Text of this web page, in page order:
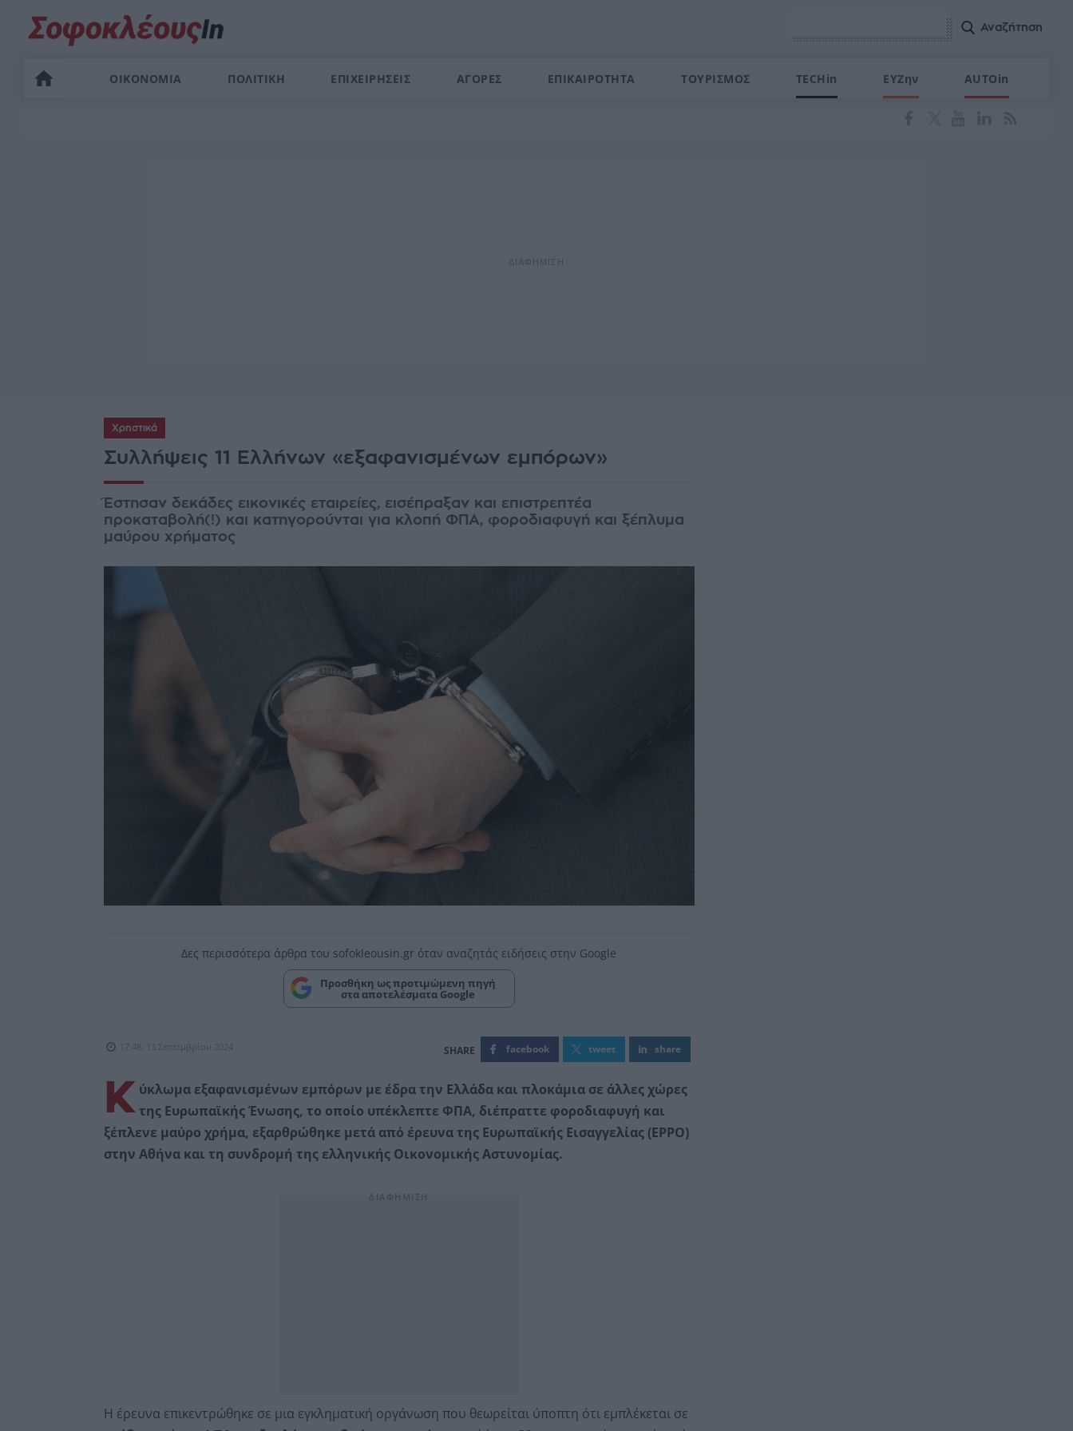
ΟΙΚΟΝΟΜΙΑ ΠΟΛΙΤΙΚΗ ΕΠΙΧΕΙΡΗΣΕΙΣ ΑΓΟΡΕΣ ΕΠΙΚΑΙΡΟΤΗΤΑ ΤΟΥΡΙΣΜΟΣ TECHin ΕΥΖην AUTOin
Χρηστικά
Συλλήψεις 11 Ελλήνων «εξαφανισμένων εμπόρων»
Έστησαν δεκάδες εικονικές εταιρείες, εισέπραξαν και επιστρεπτέα
προκαταβολή(!) και κατηγορούνται για κλοπή ΦΠΑ, φοροδιαφυγή και ξέπλυμα
μαύρου χρήματος
Δες περισσότερα άρθρα του sofokleousin.gr όταν αναζητάς ειδήσεις στην Google
Προσθήκη ως προτιμώμενη πηγή
στα αποτελέσματα Google
17:48, 13 Σεπτεμβρίου 2024 facebook tweet share
Κ ύκλωμα εξαφανισμένων εμπόρων με έδρα την Ελλάδα και πλοκάμια σε άλλες χώρες
της Ευρωπαϊκής Ένωσης, το οποίο υπέκλεπτε ΦΠΑ, διέπραττε φοροδιαφυγή και
ξέπλενε μαύρο χρήμα, εξαρθρώθηκε μετά από έρευνα της Ευρωπαϊκής Εισαγγελίας (EPPO)
στην Αθήνα και τη συνδρομή της ελληνικής Οικονομικής Αστυνομίας.
Η έρευνα επικεντρώθηκε σε μια εγκληματική οργάνωση που θεωρείται ύποπτη ότι εμπλέκεται σε